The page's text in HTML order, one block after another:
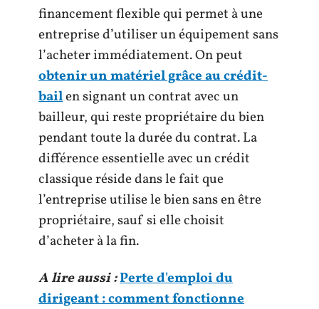
financement flexible qui permet à une
entreprise d’utiliser un équipement sans
l’acheter immédiatement. On peut
obtenir un matériel grâce au crédit-
bailen signant un contrat avec un
bailleur, qui reste propriétaire du bien
pendant toute la durée du contrat. La
différence essentielle avec un crédit
classique réside dans le fait que
l’entreprise utilise le bien sans en être
propriétaire, sauf si elle choisit
d’acheter à la fin.
A lire aussi :Perte d'emploi du
dirigeant : comment fonctionne